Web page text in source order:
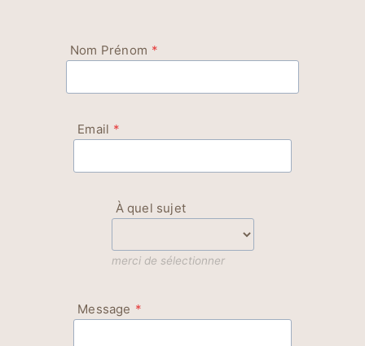
Nom Prénom *
Email *
À quel sujet
merci de sélectionner
Message *